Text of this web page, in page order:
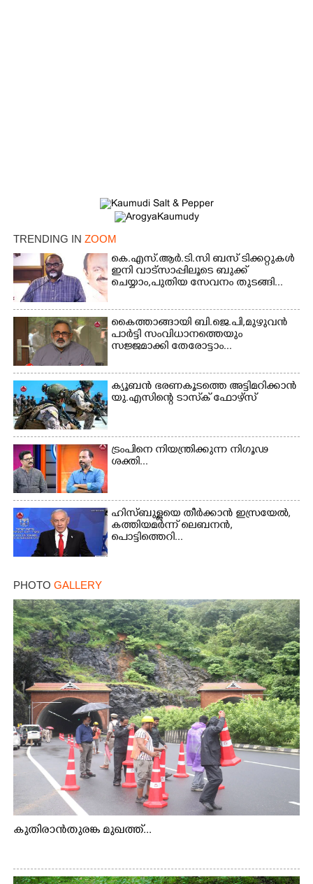
TRENDING IN ZOOM
കെ.എസ്.ആർ.ടി.സി ബസ് ടിക്കറ്റുകൾ
ഇനി വാട്സാപ്പിലൂടെ ബുക്ക്
ചെയ്യാം,പുതിയ സേവനം തുടങ്ങി...
കൈത്താങ്ങായി ബി.ജെ.പി,മുഴുവൻ
പാർട്ടി സംവിധാനത്തെയും
സജ്ജമാക്കി തേരോട്ടാം...
ക്യൂബൻ ഭരണകൂടത്തെ അട്ടിമറിക്കാൻ
യു.എസിന്റെ ടാസ്‌ക് ഫോഴ്സ്
ട്രംപിനെ നിയന്ത്രിക്കുന്ന നിഗൂഢ
ശക്തി...
ഹിസ്ബുള്ളയെ തീർക്കാൻ ഇസ്രയേൽ,
കത്തിയമർന്ന് ലെബനൻ,
പൊട്ടിത്തെറി...
PHOTO GALLERY
കുതിരാൻതുരങ്ക മുഖത്ത്...
Copy Link